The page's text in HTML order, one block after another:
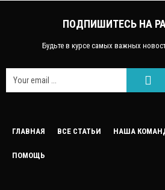
ПОДПИШИТЕСЬ НА
Будьте в курсе самых важных
ГЛАВНАЯ ВСЕ СТАТЬИ НАША
ПОМОЩЬ